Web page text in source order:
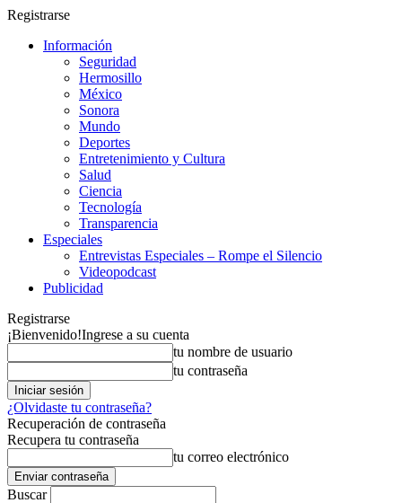
Registrarse
Información
Seguridad
Hermosillo
México
Sonora
Mundo
Deportes
Entretenimiento y Cultura
Salud
Ciencia
Tecnología
Transparencia
Especiales
Entrevistas Especiales – Rompe el Silencio
Videopodcast
Publicidad
Registrarse
¡Bienvenido!Ingrese a su cuenta
tu nombre de usuario
tu contraseña
¿Olvidaste tu contraseña?
Recuperación de contraseña
Recupera tu contraseña
tu correo electrónico
Buscar